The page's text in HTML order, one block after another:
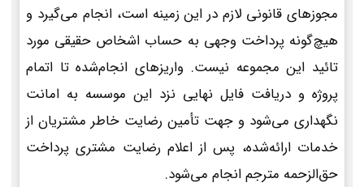
مجوزهای قانونی لازم در این زمینه است، انجام می‌گیرد و
هیچ‌گونه پرداخت وجهی به حساب اشخاص حقیقی مورد
تائید این مجموعه نیست. واریزهای انجام‌شده تا اتمام
پروژه و دریافت فایل نهایی نزد این موسسه به امانت
نگهداری می‌شود و جهت تأمین رضایت خاطر مشتریان از
خدمات ارائه‌شده، پس از اعلام رضایت مشتری پرداخت
حق‌الزحمه مترجم انجام می‌شود.